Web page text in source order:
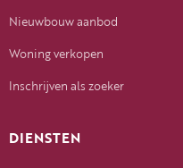
Nieuwbouw aanbod
Woning verkopen
Inschrijven als zoeker
DIENSTEN